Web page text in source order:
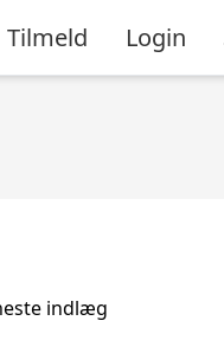
Tilmeld Login
indlæg